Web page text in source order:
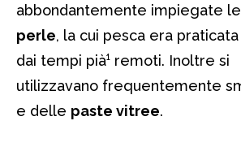
abbondantemente impiegate le
perle, la cui pesca era praticata
dai tempi pià¹ remoti. Inoltre si
utilizzavano frequentemente
e delle paste vitree.